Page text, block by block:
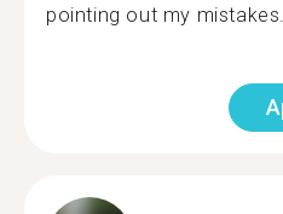
pointing out my